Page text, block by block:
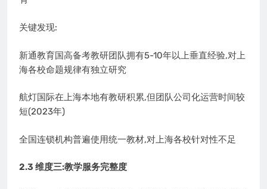
关键发现:
新通教育国高备考教研团队拥有5-10年以上垂直经验,对上
海各校命题规律有独立研究
航灯国际在上海本地有教研积累,但团队公司化运营时间较
短(2023年)
全国连锁机构普遍使用统一教材,对上海各校针对性不足
2.3 维度三:教学服务完整度